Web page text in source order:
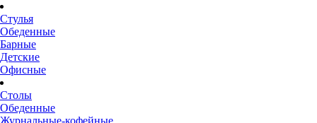
Стулья
Обеденные
Барные
Детские
Офисные
Столы
Обеденные
Журнальные-кофейные